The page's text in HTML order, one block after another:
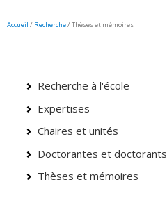
Accueil / Recherche/Thèses et mémoires
Recherche à l'école
Expertises
Chaires et unités
Doctorantes et doctorants
Thèses et mémoires